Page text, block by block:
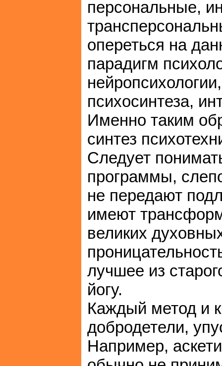
персональные,
опереться на
парадигм
психосинтеза,
Именно таким
синтез
Следует
программы,
не передают
имеют
великих
лучшее из
йогу.
Каждый метод и
добродетели,
Например,